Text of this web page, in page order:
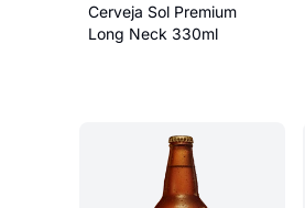
Cerveja Sol Premium
Long Neck 330ml